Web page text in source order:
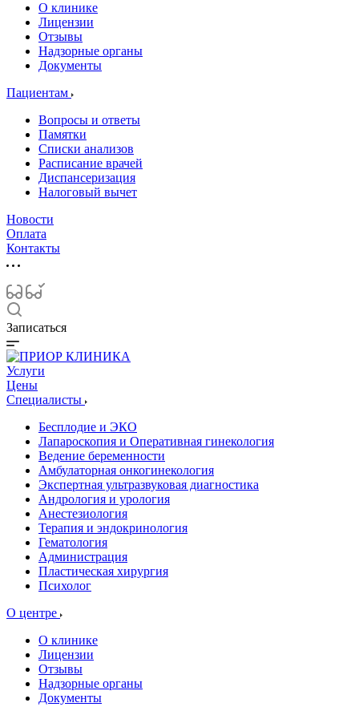
О клинике
Лицензии
Отзывы
Надзорные органы
Документы
Пациентам
Вопросы и ответы
Памятки
Списки анализов
Расписание врачей
Диспансеризация
Налоговый вычет
Новости
Оплата
Контакты
Записаться
Услуги
Цены
Специалисты
Бесплодие и ЭКО
Лапароскопия и Оперативная гинекология
Ведение беременности
Амбулаторная онкогинекология
Экспертная ультразвуковая диагностика
Андрология и урология
Анестезиология
Терапия и эндокринология
Гематология
Администрация
Пластическая хирургия
Психолог
О центре
О клинике
Лицензии
Отзывы
Надзорные органы
Документы